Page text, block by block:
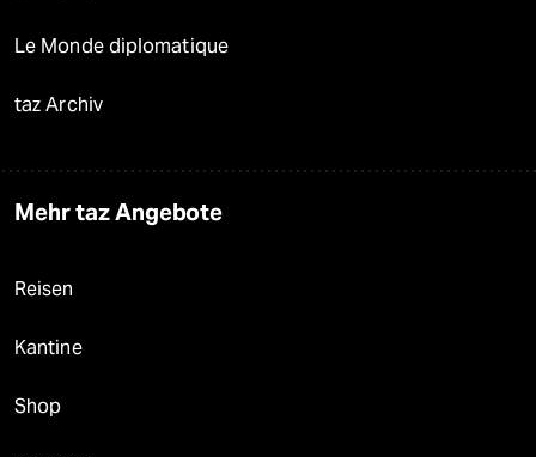
Le Monde diplomatique
taz Archiv
Mehr taz Angebote
Reisen
Kantine
Shop